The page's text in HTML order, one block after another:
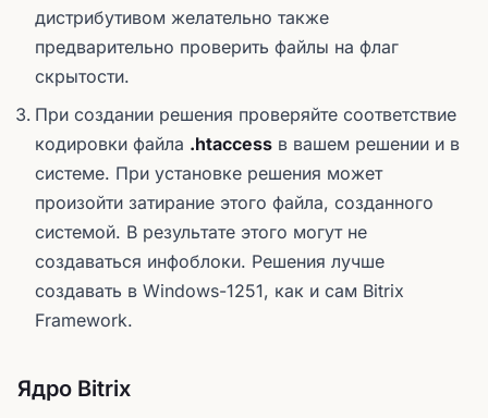
дистрибутивом желательно также
предварительно проверить файлы на флаг
скрытости.
При создании решения проверяйте соответствие
кодировки файла .htaccess в вашем решении и в
системе. При установке решения может
произойти затирание этого файла, созданного
системой. В результате этого могут не
создаваться инфоблоки. Решения лучше
создавать в Windows-1251, как и сам Bitrix
Framework.
Ядро Bitrix